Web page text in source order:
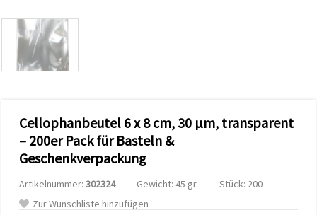
Datenverkehr
zu
analysieren
sowie
relevantere
Inhalte und
Werbung
unserer
Partner für
Analyse
und
Marketing.
Sie können
Cookies
Cellophanbeutel 6 x 8 cm, 30 µm, transparent
– 200er Pack für Basteln &
Geschenkverpackung
Artikelnummer: 302324 Gewicht: 45 gr.
Stück: 200
Zur Wunschliste hinzufügen